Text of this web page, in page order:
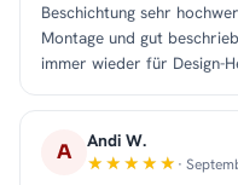
Beschichtung sehr
Montage und gut
immer wieder für Design-
A Andi W.
·